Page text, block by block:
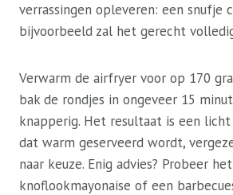
verrassingen opleveren: een snufje
bijvoorbeeld zal het gerecht
Verwarm de airfryer voor op 170
bak de rondjes in ongeveer 15
knapperig. Het resultaat is een
dat warm geserveerd wordt,
naar keuze. Enig advies? Probeer
knoflookmayonaise of een